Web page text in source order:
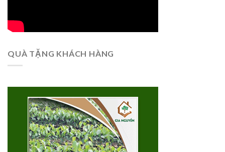
QUÀ TẶNG KHÁCH HÀNG